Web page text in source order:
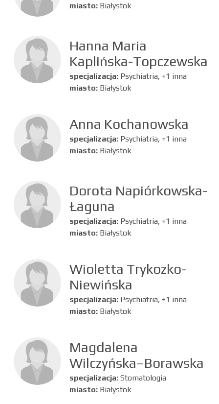
miasto: Białystok
Hanna Maria
Kaplińska-Topczewska
specjalizacja: Psychiatria, +1 inna
miasto: Białystok
Anna Kochanowska
specjalizacja: Psychiatria, +1 inna
miasto: Białystok
Dorota Napiórkowska-
Łaguna
specjalizacja: Psychiatria, +1 inna
miasto: Białystok
Wioletta Trykozko-
Niewińska
specjalizacja: Psychiatria, +1 inna
miasto: Białystok
Magdalena
Wilczyńska–Borawska
specjalizacja: Stomatologia
miasto: Białystok